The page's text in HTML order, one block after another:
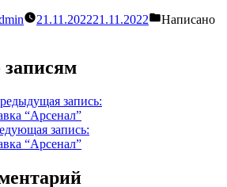
21.11.202221.11.2022
Написано
запись:
“Арсенал”
запись:
“Арсенал”